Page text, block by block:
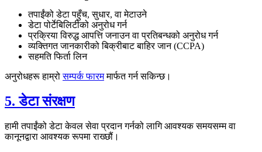
तपाईंको डेटा पहुँच, सुधार, वा मेटाउने
डेटा पोर्टेबिलिटीको अनुरोध गर्न
प्रक्रिया विरुद्ध आपत्ति जनाउन वा प्रतिबन्धको अनुरोध गर्न
व्यक्तिगत जानकारीको बिक्रीबाट बाहिर जान (CCPA)
सहमति फिर्ता लिन
अनुरोधहरू हाम्रोसम्पर्क फारममार्फत गर्न सकिन्छ।
5. डेटा संरक्षण
हामी तपाईंको डेटा केवल सेवा प्रदान गर्नको लागि आवश्यक समयसम्म वा
कानूनद्वारा आवश्यक रूपमा राख्छौं।